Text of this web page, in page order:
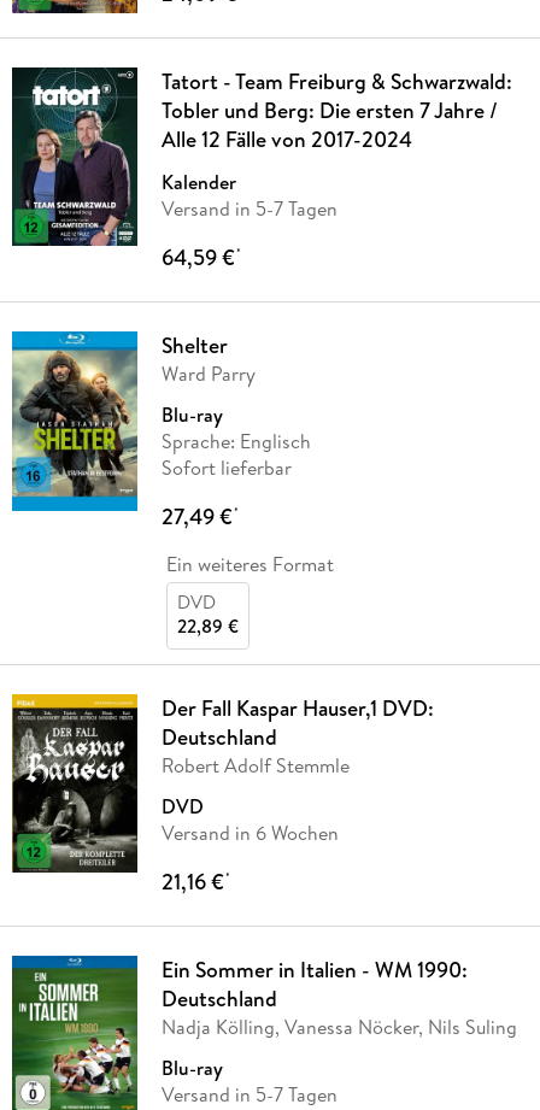
Tatort - Team Freiburg & Schwarzwald:
Tobler und Berg: Die ersten 7 Jahre /
Alle 12 Fälle von 2017-2024
Kalender
Versand in 5-7 Tagen
64,59 €*
Shelter
Ward Parry
Blu-ray
Sprache: Englisch
Sofort lieferbar
27,49 €*
Ein weiteres Format
DVD
22,89 €
Der Fall Kaspar Hauser,1 DVD:
Deutschland
Robert Adolf Stemmle
DVD
Versand in 6 Wochen
21,16 €*
Ein Sommer in Italien - WM 1990:
Deutschland
Nadja Kölling, Vanessa Nöcker, Nils Suling
Blu-ray
Versand in 5-7 Tagen